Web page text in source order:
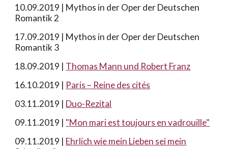
10.09.2019 | Mythos in der Oper der Deutschen
Romantik 2
17.09.2019 | Mythos in der Oper der Deutschen
Romantik 3
18.09.2019 | Thomas Mann und Robert Franz
16.10.2019 | Paris – Reine des cités
03.11.2019 | Duo-Rezital
09.11.2019 | "Mon mari est toujours en vadrouille"
09.11.2019 | Ehrlich wie mein Lieben sei mein